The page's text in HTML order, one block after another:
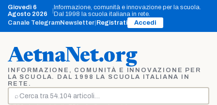
Vai
contenuto
Giovedì 6
Agosto 2026
Informazione, comunità e innovazione per la scuola.
Dal 1998 la scuola italiana in rete.
Canale TelegramNewsletter Registrati Accedi
AetnaNet.org
INFORMAZIONE, COMUNITÀ E INNOVAZIONE PER
LA SCUOLA. DAL 1998 LA SCUOLA ITALIANA IN
RETE.
⌕
Cerca